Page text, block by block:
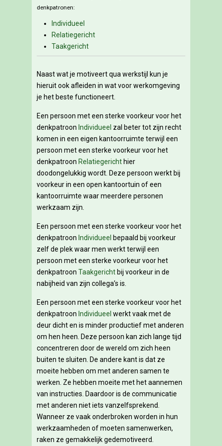
denkpatronen:
Individueel
Relatiegericht
Taakgericht
Naast wat je motiveert qua werkstijl kun je
hieruit ook afleiden in wat voor werkomgeving
je het beste functioneert.
Een persoon met een sterke voorkeur voor het
denkpatroon Individueel zal beter tot zijn recht
komen in een eigen kantoorruimte terwijl een
persoon met een sterke voorkeur voor het
denkpatroon Relatiegericht hier
doodongelukkig wordt. Deze persoon werkt bij
voorkeur in een open kantoortuin of een
kantoorruimte waar meerdere personen
werkzaam zijn.
Een persoon met een sterke voorkeur voor het
denkpatroon Individueel bepaald bij voorkeur
zelf de plek waar men werkt terwijl een
persoon met een sterke voorkeur voor het
denkpatroon Taakgericht bij voorkeur in de
nabijheid van zijn collega’s is.
Een persoon met een sterke voorkeur voor het
denkpatroon Individueel werkt vaak met de
deur dicht en is minder productief met anderen
om hen heen. Deze persoon kan zich lange tijd
concentreren door de wereld om zich heen
buiten te sluiten. De andere kant is dat ze
moeite hebben om met anderen samen te
werken. Ze hebben moeite met het aannemen
van instructies. Daardoor is de communicatie
met anderen niet iets vanzelfsprekend.
Wanneer ze vaak onderbroken worden in hun
werkzaamheden of moeten samenwerken,
raken ze gemakkelijk gedemotiveerd.